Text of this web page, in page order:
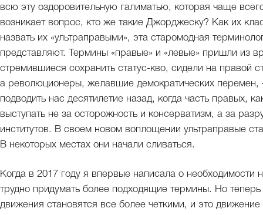
всю эту оздоровительную галиматью, которая чаще
возникает вопрос, кто же такие Джорджеску? Как их
назвать их «ультраправыми», эта старомодная
представляют. Термины «правые» и «левые» пришли из
стремившиеся сохранить статус-кво, сидели на правой
а революционеры, желавшие демократических
подводить нас десятилетие назад, когда часть правых,
выступать не за осторожность и консерватизм, а за
институтов. В своем новом воплощении ультраправые
В некоторых местах они начали сливаться.
Когда в 2017 году я впервые написала о необходимости
трудно придумать более подходящие термины. Но теперь
движения становятся все более четкими, и это